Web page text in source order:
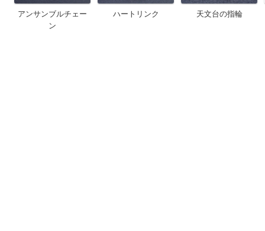
アンサンブルチェー
ン
ハートリンク 天文台の指輪